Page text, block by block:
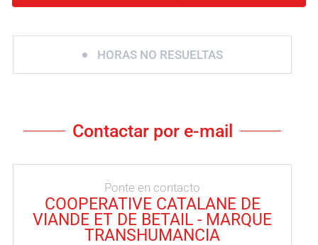
HORAS NO RESUELTAS
Contactar por e-mail
Ponte en contacto
COOPERATIVE CATALANE DE
VIANDE ET DE BETAIL - MARQUE
TRANSHUMANCIA